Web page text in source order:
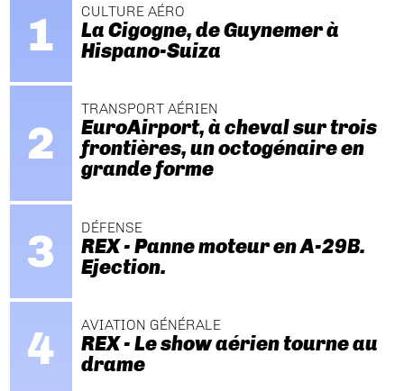
CULTURE AÉRO
La Cigogne, de Guynemer à
Hispano-Suiza
TRANSPORT AÉRIEN
EuroAirport, à cheval sur trois
frontières, un octogénaire en
grande forme
DÉFENSE
REX - Panne moteur en A-29B.
Ejection.
AVIATION GÉNÉRALE
REX - Le show aérien tourne au
drame